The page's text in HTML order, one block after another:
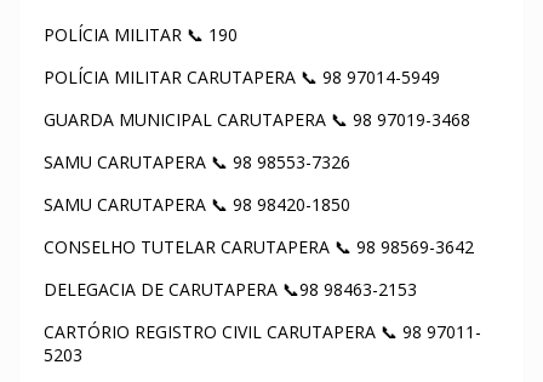
POLÍCIA MILITAR 📞 190
POLÍCIA MILITAR CARUTAPERA 📞 98 97014-5949
GUARDA MUNICIPAL CARUTAPERA 📞 98 97019-3468
SAMU CARUTAPERA 📞 98 98553-7326
SAMU CARUTAPERA 📞 98 98420-1850
CONSELHO TUTELAR CARUTAPERA 📞 98 98569-3642
DELEGACIA DE CARUTAPERA 📞98 98463-2153
CARTÓRIO REGISTRO CIVIL CARUTAPERA 📞 98 97011-
5203